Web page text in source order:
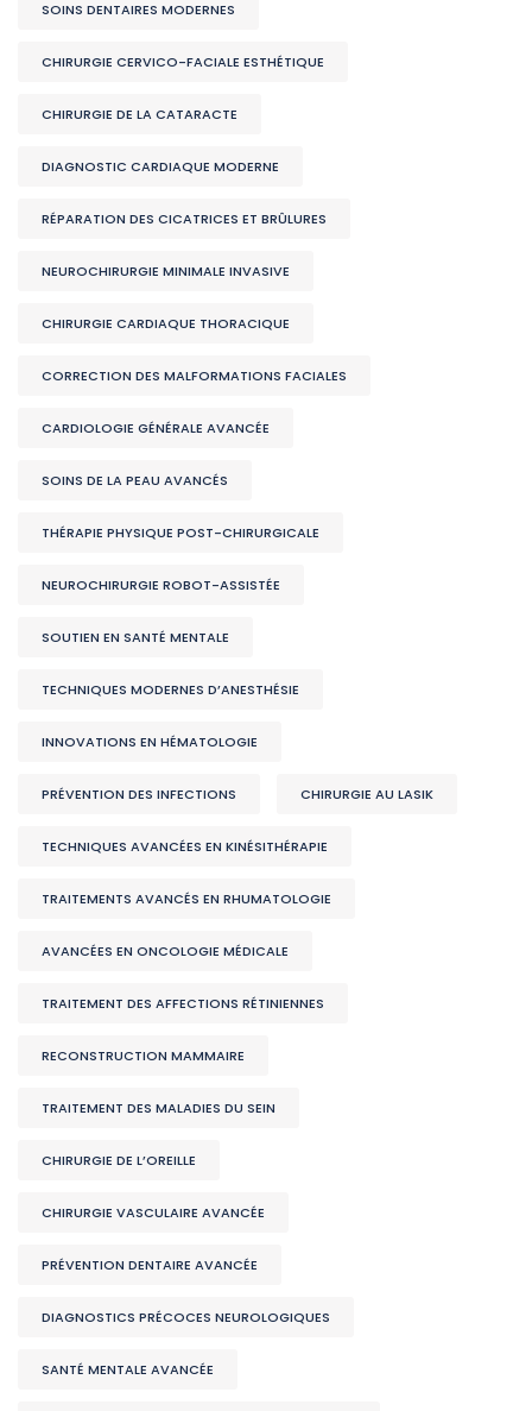
SOINS DENTAIRES MODERNES
CHIRURGIE CERVICO-FACIALE ESTHÉTIQUE
CHIRURGIE DE LA CATARACTE
DIAGNOSTIC CARDIAQUE MODERNE
RÉPARATION DES CICATRICES ET BRÛLURES
NEUROCHIRURGIE MINIMALE INVASIVE
CHIRURGIE CARDIAQUE THORACIQUE
CORRECTION DES MALFORMATIONS FACIALES
CARDIOLOGIE GÉNÉRALE AVANCÉE
SOINS DE LA PEAU AVANCÉS
THÉRAPIE PHYSIQUE POST-CHIRURGICALE
NEUROCHIRURGIE ROBOT-ASSISTÉE
SOUTIEN EN SANTÉ MENTALE
TECHNIQUES MODERNES D’ANESTHÉSIE
INNOVATIONS EN HÉMATOLOGIE
PRÉVENTION DES INFECTIONS CHIRURGIE AU LASIK
TECHNIQUES AVANCÉES EN KINÉSITHÉRAPIE
TRAITEMENTS AVANCÉS EN RHUMATOLOGIE
AVANCÉES EN ONCOLOGIE MÉDICALE
TRAITEMENT DES AFFECTIONS RÉTINIENNES
RECONSTRUCTION MAMMAIRE
TRAITEMENT DES MALADIES DU SEIN
CHIRURGIE DE L’OREILLE
CHIRURGIE VASCULAIRE AVANCÉE
PRÉVENTION DENTAIRE AVANCÉE
DIAGNOSTICS PRÉCOCES NEUROLOGIQUES
SANTÉ MENTALE AVANCÉE